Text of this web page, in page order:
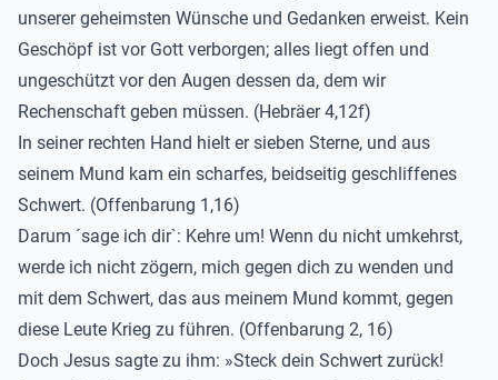
unserer geheimsten Wünsche und Gedanken erweist. Kein
Geschöpf ist vor Gott verborgen; alles liegt offen und
ungeschützt vor den Augen dessen da, dem wir
Rechenschaft geben müssen. (Hebräer 4,12f)
In seiner rechten Hand hielt er sieben Sterne, und aus
seinem Mund kam ein scharfes, beidseitig geschliffenes
Schwert. (Offenbarung 1,16)
Darum ´sage ich dir`: Kehre um! Wenn du nicht umkehrst,
werde ich nicht zögern, mich gegen dich zu wenden und
mit dem Schwert, das aus meinem Mund kommt, gegen
diese Leute Krieg zu führen. (Offenbarung 2, 16)
Doch Jesus sagte zu ihm: »Steck dein Schwert zurück!